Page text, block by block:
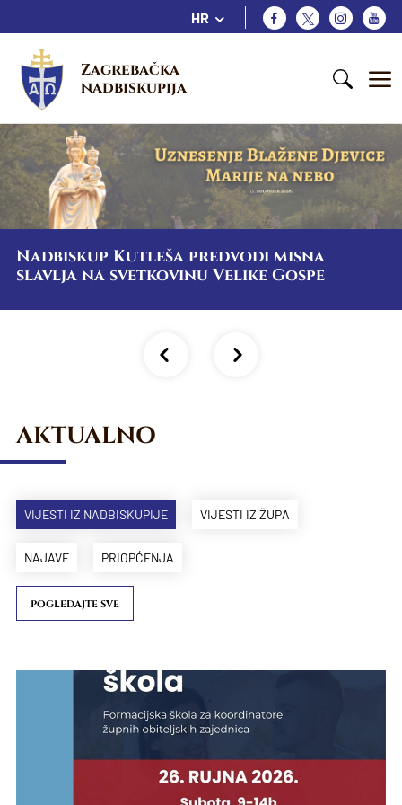
HR
Zagrebačka
nadbiskupija
Nadbiskup Kutleša predvodi misna
slavlja na svetkovinu Velike Gospe
AKTUALNO
VIJESTI IZ NADBISKUPIJE VIJESTI IZ ŽUPA
NAJAVE PRIOPĆENJA
POGLEDAJTE SVE